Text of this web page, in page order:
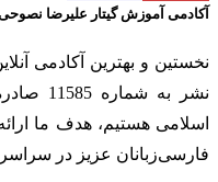
آکادمی آموزش گیتار علیرضا
نخستین و بهترین آکادمی
نشر به
اسلامی هستیم، هدف ما
فارسی‌زبانان عزیز در